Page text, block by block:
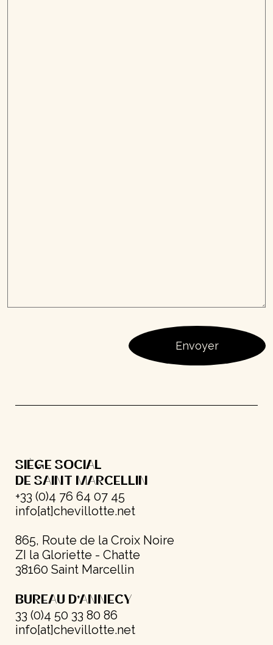
SIÈGE SOCIAL
DE SAINT MARCELLIN
+33 (0)4 76 64 07 45
info[at]chevillotte.net
865, Route de la Croix Noire
ZI la Gloriette - Chatte
38160 Saint Marcellin
BUREAU D’ANNECY
33 (0)4 50 33 80 86
info[at]chevillotte.net